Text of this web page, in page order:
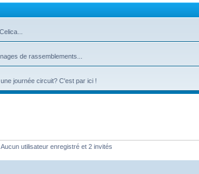
de rassemblements...
journée circuit? C'est par ici !
utilisateur enregistré et 2 invités